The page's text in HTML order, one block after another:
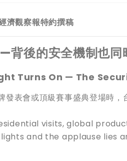
觀察報特約撰稿
後的安全機制也同
Turns On — The
發表會或頂級賽事盛典登場時
visits, global
and the applause lies